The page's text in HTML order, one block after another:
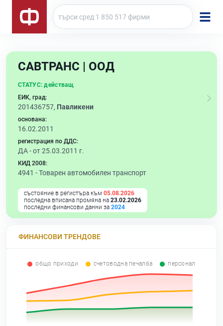
САВТРАНС | ООД
СТАТУС: действащ
ЕИК, град:
201436757, Павликени
основана:
16.02.2011
регистрация по ДДС:
ДА - от 25.03.2011 г.
КИД 2008:
4941 -Товарен автомобилен транспорт
състояние в регистъра към 05.08.2026
последна вписана промяна на 23.02.2026
последни финансови данни за 2024
ФИНАНСОВИ ТРЕНДОВЕ
общо приходи счетоводна печалба персонал